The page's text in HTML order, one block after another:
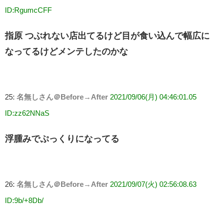
ID:RgumcCFF
指原 つぶれない店出てるけど目が食い込んで幅広に
なってるけどメンテしたのかな
25: 名無しさん＠Before→After 2021/09/06(月) 04:46:01.05
ID:zz62NNaS
浮腫みでぷっくりになってる
26: 名無しさん＠Before→After 2021/09/07(火) 02:56:08.63
ID:9b/+8Db/